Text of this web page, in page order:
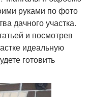
руками по фото
дачного участка.
и посмотрев
идеальную
готовить